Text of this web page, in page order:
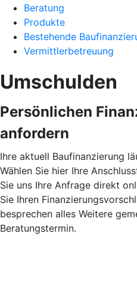
Beratung
Produkte
Bestehende
Vermittlerbetreuung
Umschulden
Persönlichen
anfordern
Ihre aktuell Baufinanzierung
Wählen Sie hier Ihre
Sie uns Ihre Anfrage direkt
Sie Ihren
besprechen alles Weitere
Beratungstermin.